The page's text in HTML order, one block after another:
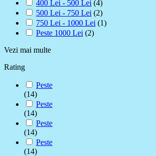
400 Lei - 500 Lei (4)
500 Lei - 750 Lei (2)
750 Lei - 1000 Lei (1)
Peste 1000 Lei (2)
Vezi mai multe
Rating
Peste
(14)
Peste
(14)
Peste
(14)
Peste
(14)